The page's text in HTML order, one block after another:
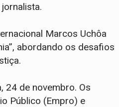
Marcos Uchôa
abordando os desafios
24 de novembro. Os
Público (Empro) e